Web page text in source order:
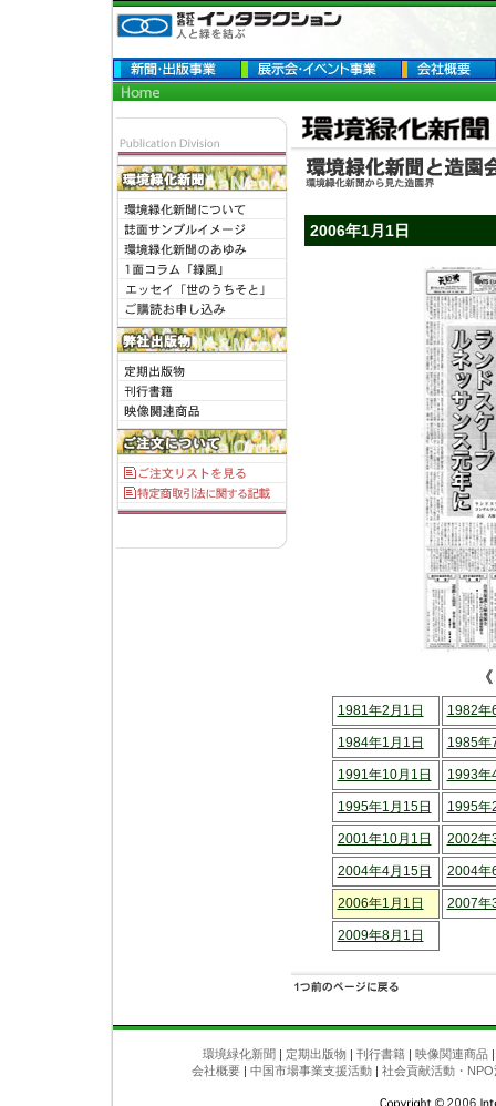
2006年1月1日
1981年2月1日 1982年
1984年1月1日 1985年
1991年10月1日 1993年
1995年1月15日 1995年
2001年10月1日 2002年
2004年4月15日 2004年
2006年1月1日 2007年
2009年8月1日
環境緑化新聞 | 定期出版物| 刊行書籍| 映像関連商品
会社概要 | 中国市場事業支援活動 | 社会貢献活動・NPO